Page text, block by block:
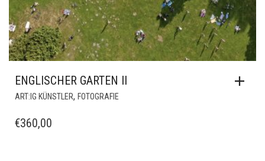
ENGLISCHER GARTEN II
ART:IG KÜNSTLER, FOTOGRAFIE
€360,00